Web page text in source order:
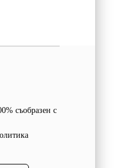
съобразен с